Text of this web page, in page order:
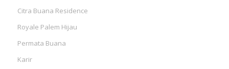
Citra Buana Residence
Royale Palem Hijau
Permata Buana
Karir